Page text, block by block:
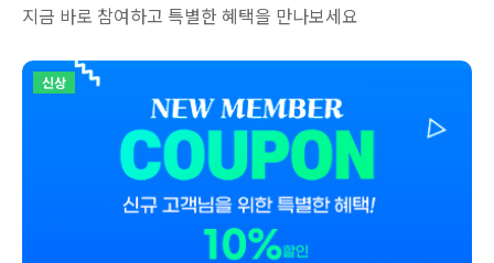
지금 바로 참여하고 특별한 혜택을 만나보세요
신상